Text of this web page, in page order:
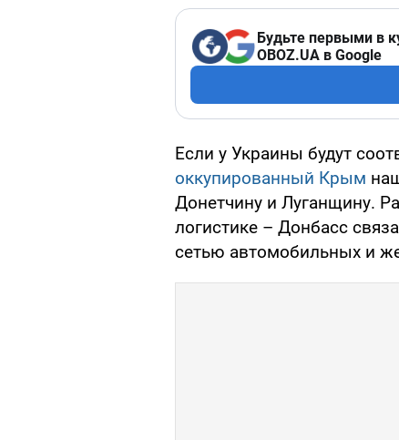
Будьте первыми в
OBOZ.UA в Google
Если у Украины будут
оккупированный Крым
Донетчину и Луганщину.
логистике – Донбасс
сетью автомобильных и